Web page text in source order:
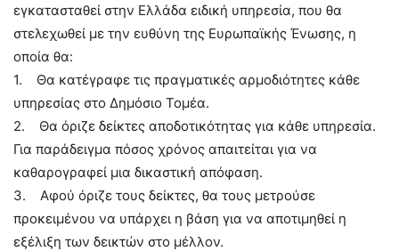
εγκατασταθεί στην Ελλάδα ειδική υπηρεσία, που θα
στελεχωθεί με την ευθύνη της Ευρωπαϊκής Ένωσης, η
οποία θα:
1. Θα κατέγραφε τις πραγματικές αρμοδιότητες κάθε
υπηρεσίας στο Δημόσιο Τομέα.
2. Θα όριζε δείκτες αποδοτικότητας για κάθε υπηρεσία.
Για παράδειγμα πόσος χρόνος απαιτείται για να
καθαρογραφεί μια δικαστική απόφαση.
3. Αφού όριζε τους δείκτες, θα τους μετρούσε
προκειμένου να υπάρχει η βάση για να αποτιμηθεί η
εξέλιξη των δεικτών στο μέλλον.